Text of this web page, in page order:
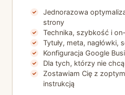
Jednorazowa
strony
Technika, szybkość i
Tytuły, meta, nagłówki,
Konfiguracja Google
Dla tych, którzy nie
Zostawiam Cię z
instrukcją